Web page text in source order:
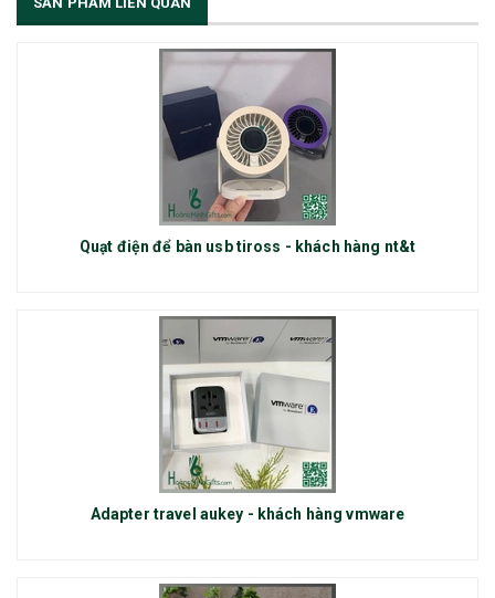
Quạt điện để bàn usb tiross - khách hàng nt&t
Adapter travel aukey - khách hàng vmware